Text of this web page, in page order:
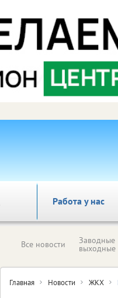
Работа у нас
Все новости Заводные
выходные
Главная Новости ЖКХ